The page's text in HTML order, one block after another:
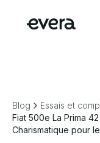
Blog
Essais et
Fiat 500e La Prima
Charismatique pour